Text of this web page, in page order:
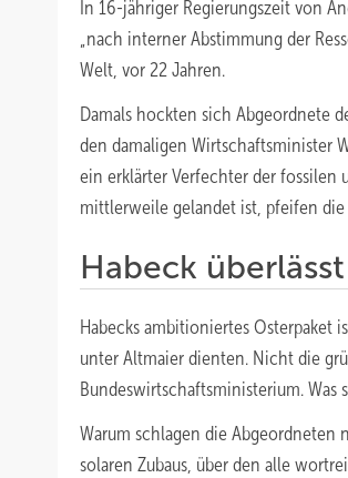
In 16-jähriger Regierungszeit von
„nach interner Abstimmung der
Welt, vor 22 Jahren.
Damals hockten sich Abgeordnete
den damaligen Wirtschaftsminister
ein erklärter Verfechter der fossilen
mittlerweile gelandet ist, pfeifen die
Habeck
Habecks ambitioniertes Osterpaket
unter Altmaier dienten. Nicht die
Bundeswirtschaftsministerium. Was
Warum schlagen die Abgeordneten
solaren Zubaus, über den alle